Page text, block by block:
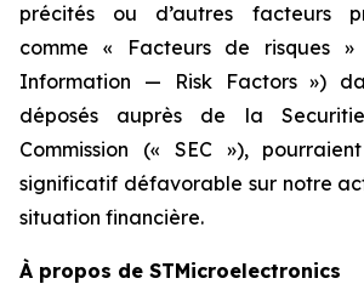
précités
ou d’autres facteurs
comme
« Facteurs de risques
Information — Risk Factors »)
déposés auprès de la
Commission (« SEC »),
significatif défavorable sur notre
situation financière.
À propos de STMicroelectronics